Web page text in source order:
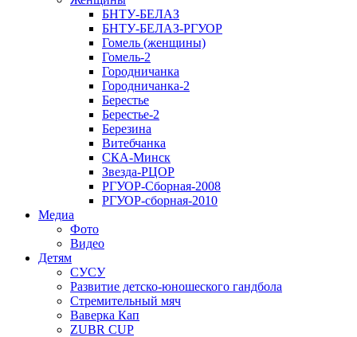
БНТУ-БЕЛАЗ
БНТУ-БЕЛАЗ-РГУОР
Гомель (женщины)
Гомель-2
Городничанка
Городничанка-2
Берестье
Берестье-2
Березина
Витебчанка
СКА-Минск
Звезда-РЦОР
РГУОР-Сборная-2008
РГУОР-сборная-2010
Медиа
Фото
Видео
Детям
СУСУ
Развитие детско-юношеского гандбола
Стремительный мяч
Ваверка Кап
ZUBR CUP